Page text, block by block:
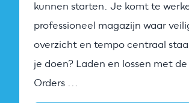
kunnen starten. Je komt te
professioneel magazijn waar
overzicht en tempo centraal
je doen? Laden en lossen met
Orders ...